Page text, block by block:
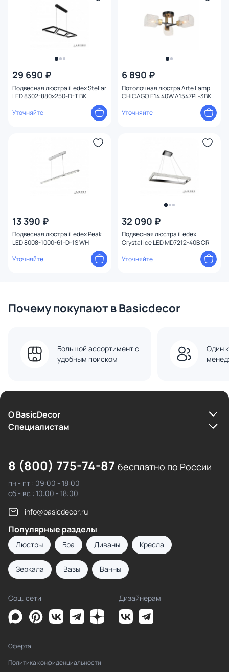
29 690 ₽
Подвесная люстра iLedex Stellar
LED 8302-880x250-D-T BK
Уточняйте
6 890 ₽
Потолочная люстра Arte Lamp
CHICAGO E14 40W A1547PL-3BK
Уточняйте
13 390 ₽
Подвесная люстра iLedex Peak
LED 8008-1000-61-D-1S WH
Уточняйте
32 090 ₽
Подвесная люстра iLedex
Crystal ice LED MD7212-40B CR
Уточняйте
Почему покупают в Basicdecor
Большой ассортимент с
удобным поиском
Один
О BasicDecor
Cпециалистам
8 (800) 775-74-87 бесплатно по России
пн - пт : 09:00 - 18:00
сб - вс : 10:00 - 18:00
info@basicdecor.ru
Популярные разделы
Люстры Бра Диваны Кресла
Зеркала Вазы Ванны
Соц. сети Дизайнерам
Оферта
Политика конфиденциальности